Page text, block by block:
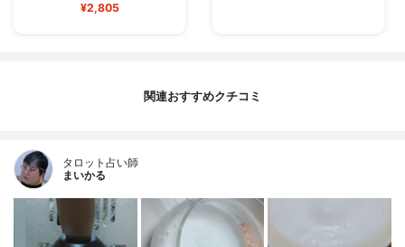
¥2,805
関連おすすめクチコミ
タロット占い師
まいかる